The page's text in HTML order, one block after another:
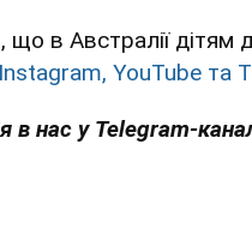
що в Австралії дітям
YouTube та
в нас у Telegram-